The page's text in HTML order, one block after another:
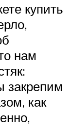
купить
нам
закрепим
как